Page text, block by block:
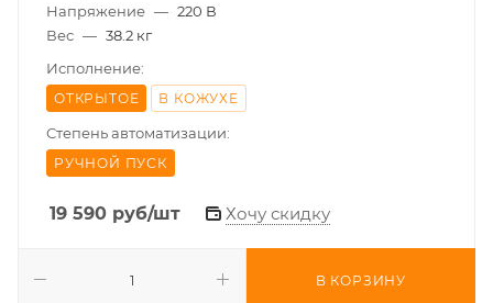
Напряжение — 220 В
Вес — 38.2 кг
Исполнение:
ОТКРЫТОЕ В КОЖУХЕ
Степень автоматизации:
РУЧНОЙ ПУСК
19 590 руб/шт Хочу скидку
В КОРЗИНУ